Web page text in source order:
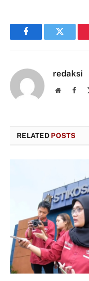
FacebookTwitter
redaksi
Website
RELATED POSTS